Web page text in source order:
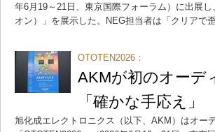
年6月19～21日、東京国際フォーラム）に出展
オン）」を展示した。NEG担当者は「クリアで
OTOTEN2026：
AKMが初のオー
「確かな手応え」
旭化成エレクトロニクス（以下、AKM）はオー